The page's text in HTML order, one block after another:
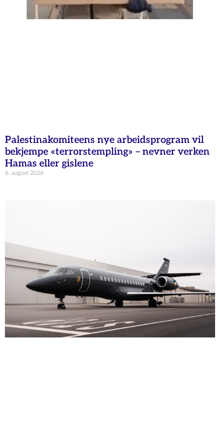
Palestinakomiteens nye arbeidsprogram vil
bekjempe «terrorstempling» – nevner verken
Hamas eller gislene
6. august 2026